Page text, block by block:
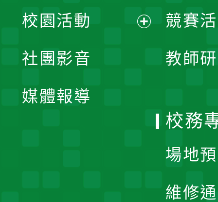
競賽
教師
開
校園活動
社團影音
媒體報導
校務
場地
維修